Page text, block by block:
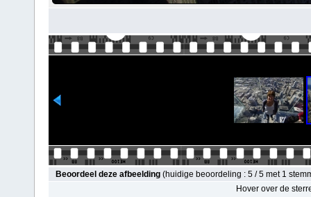
Beoordeel deze afbeelding (huidige beoordeling : 5 / 5 met 1
Hover over de